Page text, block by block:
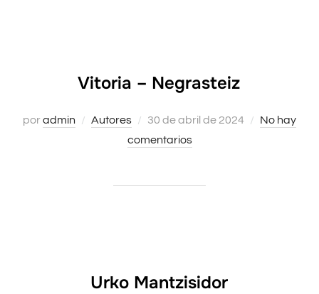
Vitoria – Negrasteiz
poradmin Autores
Publicado
el
30 de abril de 2024
No hay
comentarios
Urko Mantzisidor